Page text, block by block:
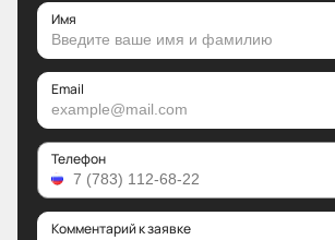
Имя
Email
Телефон
Комментарий к заявке